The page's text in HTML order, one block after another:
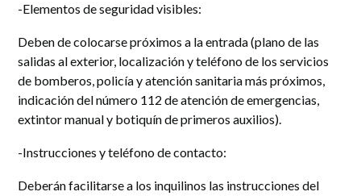
-Elementos de seguridad visibles:
Deben de colocarse próximos a la entrada (plano de las
salidas al exterior, localización y teléfono de los servicios
de bomberos, policía y atención sanitaria más próximos,
indicación del número 112 de atención de emergencias,
extintor manual y botiquín de primeros auxilios).
-Instrucciones y teléfono de contacto:
Deberán facilitarse a los inquilinos las instrucciones del